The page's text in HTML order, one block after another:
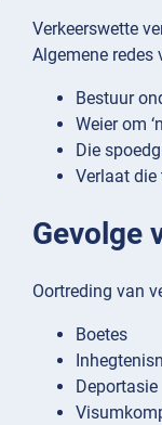
Verkeerswette
Algemene
Bestuur
Weier om
Die
Verlaat die
Gevolge
Oortreding van
Boetes
Deportasie